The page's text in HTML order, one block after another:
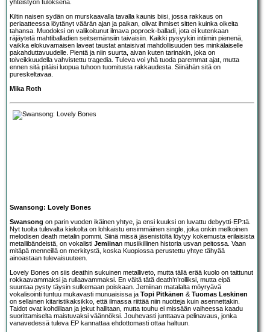
yhteistyön tuloksena.
Kiltin naisen sydän on murskaavalla tavalla kaunis biisi, jossa rakkaus on
periaatteessa löytänyt väärän ajan ja paikan, olivat ihmiset sitten kuinka oikeita
tahansa. Muodoksi on valikoitunut ilmava poprock-balladi, jota ei kutenkaan
räjäytetä mahtiballadien seitsemänsiin taivaisiin. Kaikki pysyykin intiimin pienenä,
vaikka elokuvamaisen laveat taustat antaisivat mahdollisuuden ties minkälaiselle
pakahduttavuudelle. Pientä ja niin suurta, aivan kuten tarinakin, joka on
toiveikkuudella vahvistettu tragedia. Tuleva voi yhä tuoda paremmat ajat, mutta
ennen sitä pitäisi luopua tuhoon tuomitusta rakkaudesta. Siinähän sitä on
pureskeltavaa.
Mika Roth
Swansong: Lovely Bones
Swansong on parin vuoden ikäinen yhtye, ja ensi kuuksi on luvattu debyytti-EP:tä.
Nyt tuolta tulevalta kiekolta on lohkaistu ensimmäinen single, joka onkin melkoinen
melodisen death metalin pommi. Siinä missä jäsenistöltä löytyy kokemusta erilaisista
metallibändeistä, on vokalisti Jemiinan musiikillinen historia usvan peitossa. Vaan
mitäpä menneillä on merkitystä, koska Kuopiossa perustettu yhtye tähyää
ainoastaan tulevaisuuteen.
Lovely Bones on siis deathin sukuinen metalliveto, mutta tällä erää kuolo on taittunut
rokkaavammaksi ja rullaavammaksi. En väitä tätä death’n’rolliksi, mutta eipä
suuntaa pysty täysin sulkemaan poiskaan. Jemiinan matalalta möyryävä
vokalisointi tuntuu mukavasti munuaisissa ja Topi Pitkänen & Tuomas Leskinen
on sellainen kitaristikaksikko, että ilmassa riittää niin nuotteja kuin asennettakin.
Taidot ovat kohdillaan ja jekut hallitaan, mutta touhu ei missään vaiheessa kaadu
suorittamiselta maistuvaksi väännöksi. Jouhevasti junttaava pelinavaus, jonka
vanavedessä tuleva EP kannattaa ehdottomasti ottaa haltuun.